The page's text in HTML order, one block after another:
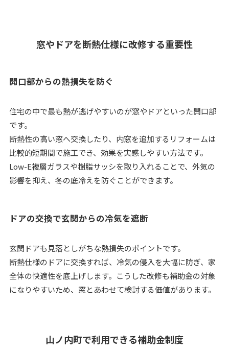
窓やドアを断熱仕様に改修する重要性
開口部からの熱損失を防ぐ
住宅の中で最も熱が逃げやすいのが窓やドアといった開口部
です。
断熱性の高い窓へ交換したり、内窓を追加するリフォームは
比較的短期間で施工でき、効果を実感しやすい方法です。
Low-E複層ガラスや樹脂サッシを取り入れることで、外気の
影響を抑え、冬の底冷えを防ぐことができます。
ドアの交換で玄関からの冷気を遮断
玄関ドアも見落としがちな熱損失のポイントです。
断熱仕様のドアに交換すれば、冷気の侵入を大幅に防ぎ、家
全体の快適性を底上げします。こうした改修も補助金の対象
になりやすいため、窓とあわせて検討する価値があります。
山ノ内町で利用できる補助金制度